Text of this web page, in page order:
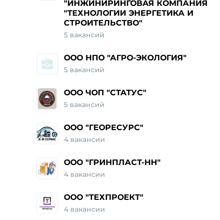
"ИНЖИНИРИНГОВАЯ КОМПАНИЯ
"ТЕХНОЛОГИИ ЭНЕРГЕТИКА И
СТРОИТЕЛЬСТВО"
5 вакансий
ООО НПО "АГРО-ЭКОЛОГИЯ"
5 вакансий
ООО ЧОП "СТАТУС"
5 вакансий
ООО "ГЕОРЕСУРС"
4 вакансии
ООО "ГРИНПЛАСТ-НН"
4 вакансии
ООО "ТЕХПРОЕКТ"
4 вакансии